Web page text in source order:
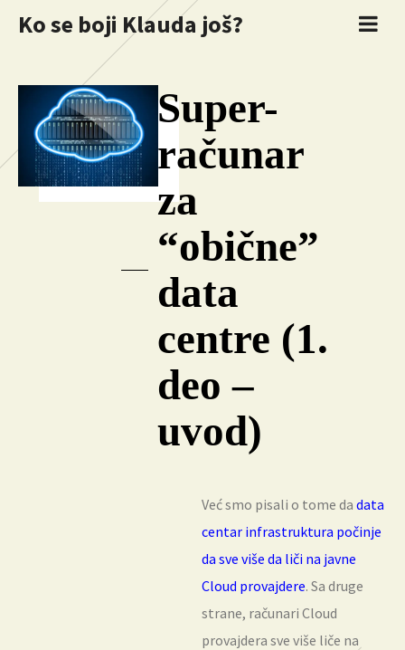
Ko se boji Klauda još?
Super-
računar
za
“obične”
data
centre (1.
deo –
uvod)
Već smo pisali o tome da data
centar infrastruktura počinje
da sve više da liči na javne
Cloud provajdere. Sa druge
strane, računari Cloud
provajdera sve više liče na